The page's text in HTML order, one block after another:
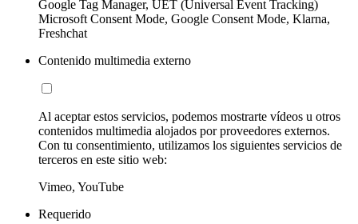
Google Tag Manager, UET (Universal Event Tracking)
Microsoft Consent Mode, Google Consent Mode, Klarna,
Freshchat
Contenido multimedia externo
Al aceptar estos servicios, podemos mostrarte vídeos u otros
contenidos multimedia alojados por proveedores externos.
Con tu consentimiento, utilizamos los siguientes servicios de
terceros en este sitio web:
Vimeo, YouTube
Requerido